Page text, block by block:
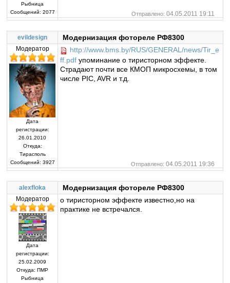
Рыбница
Сообщений: 2077 Отправлено: 04.05.2011 19:11
evildesign Модернизация фотореле РФ8300
Модератор
Дата
регистрации:
26.01.2010
Откуда:
Тирасполь
Сообщений: 3927
http://www.bms.by/RUS/GENERAL/news/Tir_e
ff.pdf упоминание о тиристорном эффекте.
Страдают почти все КМОП микросхемы, в том
числе PIC, AVR и т.д.
Отправлено: 04.05.2011 19:36
alexfloka Модернизация фотореле РФ8300
Модератор
Дата
регистрации:
25.02.2009
Откуда: ПМР
Рыбница
о тиристорном эффекте известно,но на
практике не встречался.